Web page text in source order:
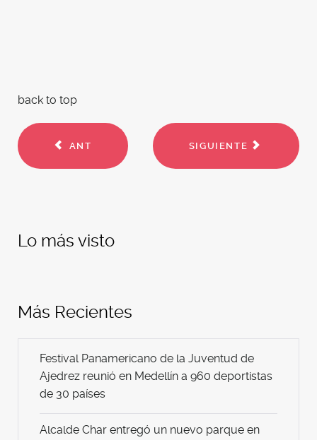
back to top
ANT SIGUIENTE
Lo más visto
Más Recientes
Festival Panamericano de la Juventud de
Ajedrez reunió en Medellín a 960 deportistas
de 30 países
Alcalde Char entregó un nuevo parque en